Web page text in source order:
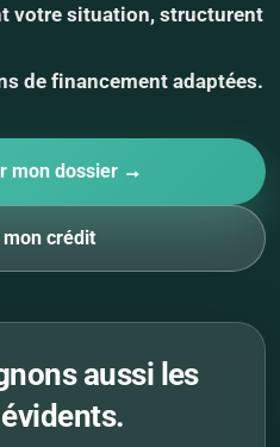
votre situation, structurent
de financement adaptées.
mon dossier →
crédit
aussi les